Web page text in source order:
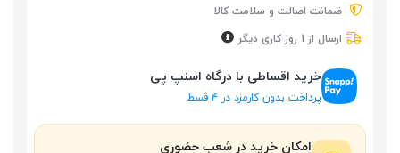
ضمانت اصالت و سلامت کالا
ارسال از 1 روز کاری دیگر
خرید اقساطی با درگاه اسنپ پی
پرداخت بدون کارمزد در ۴ قسط
امکان خرید در شعب حضوری